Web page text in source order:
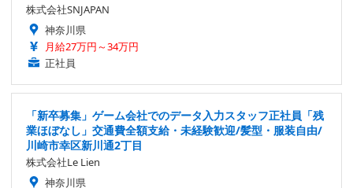
株式会社SNJAPAN
神奈川県
月給27万円～34万円
正社員
「新卒募集」ゲーム会社でのデータ入力スタッフ正社員「残
業ほぼなし」交通費全額支給・未経験歓迎/髪型・服装自由/
川崎市幸区新川通2丁目
株式会社Le Lien
神奈川県